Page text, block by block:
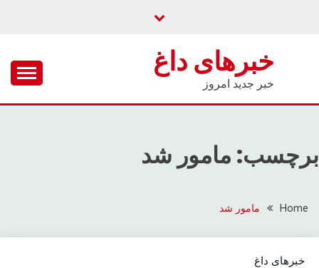
خبرهای داغ
خبر جدید امروز
برچسب: مامور شد
Home مامور شد
خبرهای داغ